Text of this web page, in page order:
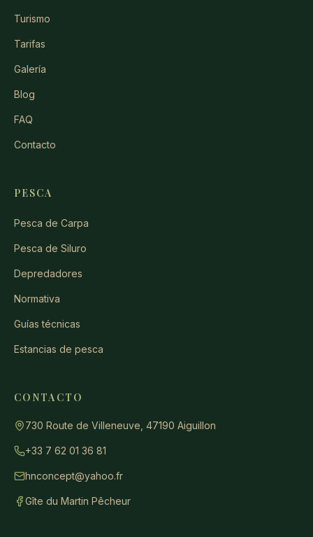
Turismo
Tarifas
Galería
Blog
FAQ
Contacto
PESCA
Pesca de Carpa
Pesca de Siluro
Depredadores
Normativa
Guías técnicas
Estancias de pesca
CONTACTO
730 Route de Villeneuve, 47190 Aiguillon
+33 7 62 01 36 81
hnconcept@yahoo.fr
Gîte du Martin Pêcheur